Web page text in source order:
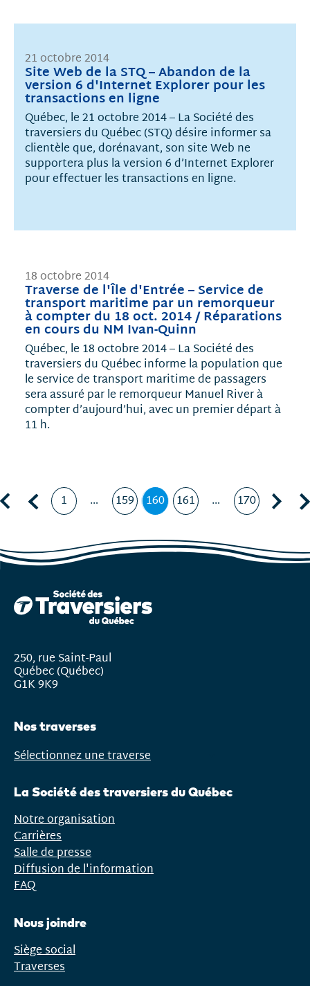
Site Web de la STQ – Abandon de la
version 6 d'Internet Explorer pour les
transactions en ligne
21 octobre 2014
Québec, le 21 octobre 2014 – La Société des
traversiers du Québec (STQ) désire informer sa
clientèle que, dorénavant, son site Web ne
supportera plus la version 6 d’Internet Explorer
pour effectuer les transactions en ligne.
Traverse de l'Île d'Entrée – Service de
transport maritime par un remorqueur
à compter du 18 oct. 2014 / Réparations
en cours du NM Ivan-Quinn
18 octobre 2014
Québec, le 18 octobre 2014 – La Société des
traversiers du Québec informe la population que
le service de transport maritime de passagers
sera assuré par le remorqueur Manuel River à
compter d’aujourd’hui, avec un premier départ à
11 h.
Première page Page précédente, page Page
1 … Page
159 Page
160
,
page
Page
161 … Page
170 Page suivante, page 161
250, rue Saint-Paul
Québec (Québec)
G1K 9K9
Nos traverses
Ouvrir
menu
Sélectionnez une traverse
La Société des traversiers du Québec
Notre organisation
Carrières
Salle de presse
Diffusion de l'information
FAQ
Nous joindre
Siège social
Traverses